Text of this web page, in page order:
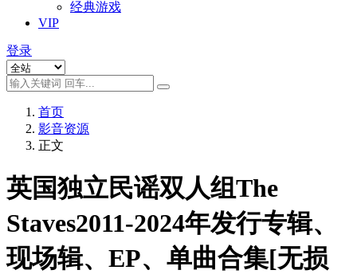
经典游戏
VIP
登录
首页
影音资源
正文
英国独立民谣双人组The
Staves2011-2024年发行专辑、
现场辑、EP、单曲合集[无损